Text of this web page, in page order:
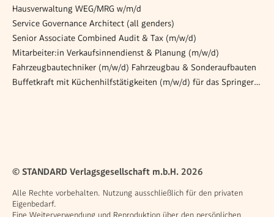
Hausverwaltung WEG/MRG w/m/d
Service Governance Architect (all genders)
Senior Associate Combined Audit & Tax (m/w/d)
Mitarbeiter:in Verkaufsinnendienst & Planung (m/w/d)
Fahrzeugbautechniker (m/w/d) Fahrzeugbau & Sonderaufbauten
Buffetkraft mit Küchenhilfstätigkeiten (m/w/d) für das Springer-Team, 20 - 25 Std. / Woche
© STANDARD Verlagsgesellschaft m.b.H. 2026
Alle Rechte vorbehalten. Nutzung ausschließlich für den privaten
Eigenbedarf.
Eine Weiterverwendung und Reproduktion über den persönlichen